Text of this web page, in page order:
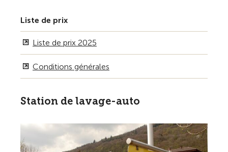
Liste de prix
Liste de prix 2025
Conditions générales
Station de lavage-auto